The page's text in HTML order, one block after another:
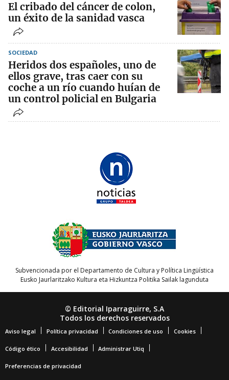
El cribado del cáncer de colon,
un éxito de la sanidad vasca
SOCIEDAD
Heridos dos españoles, uno de
ellos grave, tras caer con su
coche a un río cuando huían de
un control policial en Bulgaria
Subvencionada por el Departamento de Cultura y Política Lingüística
Eusko Jaurlaritzako Kultura eta Hizkuntza Politika Sailak lagunduta
© Editorial Iparraguirre, S.A
Todos los derechos reservados
Aviso legal Política privacidad Condiciones de uso Cookies
Código ético Accesibilidad Administrar Utiq
Preferencias de privacidad